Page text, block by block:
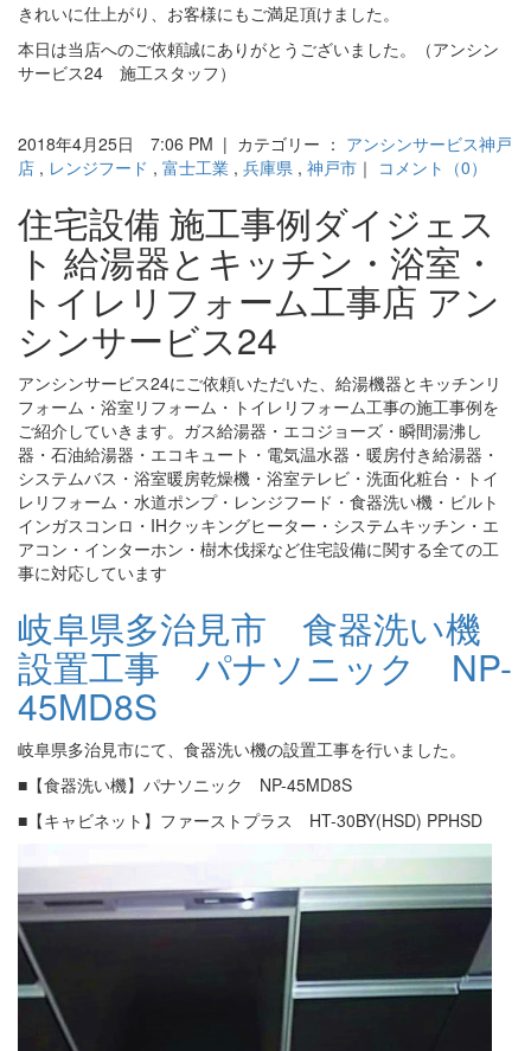
きれいに仕上がり、お客様にもご満足頂けました。
本日は当店へのご依頼誠にありがとうございました。（アンシン
サービス24 施工スタッフ）
2018年4月25日 7:06 PM | カテゴリー ： アンシンサービス神戸
店 , レンジフード , 富士工業 , 兵庫県 , 神戸市 ｜ コメント（0）
住宅設備 施工事例ダイジェス
ト 給湯器とキッチン・浴室・
トイレリフォーム工事店 アン
シンサービス24
アンシンサービス24にご依頼いただいた、給湯機器とキッチンリ
フォーム・浴室リフォーム・トイレリフォーム工事の施工事例を
ご紹介していきます。ガス給湯器・エコジョーズ・瞬間湯沸し
器・石油給湯器・エコキュート・電気温水器・暖房付き給湯器・
システムバス・浴室暖房乾燥機・浴室テレビ・洗面化粧台・トイ
レリフォーム・水道ポンプ・レンジフード・食器洗い機・ビルト
インガスコンロ・IHクッキングヒーター・システムキッチン・エ
アコン・インターホン・樹木伐採など住宅設備に関する全ての工
事に対応しています
岐阜県多治見市 食器洗い機
設置工事 パナソニック NP-
45MD8S
岐阜県多治見市にて、食器洗い機の設置工事を行いました。
■【食器洗い機】パナソニック NP-45MD8S
■【キャビネット】ファーストプラス HT-30BY(HSD) PPHSD